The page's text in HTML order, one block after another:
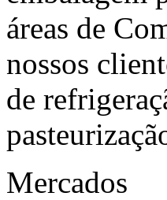
áreas de
nossos
de
Mercados